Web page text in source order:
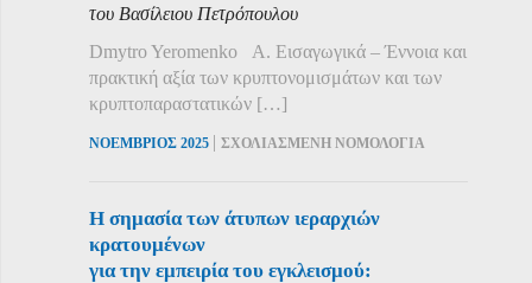
του Βασίλειου Πετρόπουλου
Dmytro Yeromenko Α. Εισαγωγικά – Έννοια και
πρακτική αξία των κρυπτονομισμάτων και των
κρυπτοπαραστατικών […]
ΝΟΕΜΒΡΙΟΣ 2025 | ΣΧΟΛΙΑΣΜΕΝΗ ΝΟΜΟΛΟΓΙΑ
Η σημασία των άτυπων ιεραρχιών
κρατουμένων
για την εμπειρία του εγκλεισμού: